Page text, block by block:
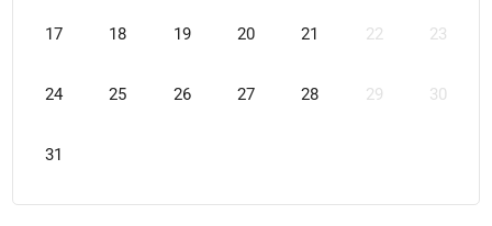
17 18 19 20 21 22 23
24 25 26 27 28 29 30
31